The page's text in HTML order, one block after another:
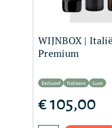
WIJNBOX |
Premium
Exclusief Italiaans Luxe
€ 105,00